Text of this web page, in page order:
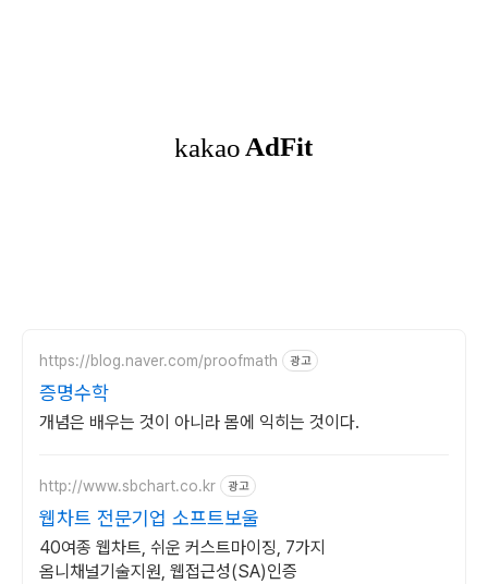
https://blog.naver.com/proofmath 광고
증명수학
개념은 배우는 것이 아니라 몸에 익히는 것이다.
http://www.sbchart.co.kr 광고
웹차트 전문기업 소프트보울
40여종 웹차트, 쉬운 커스트마이징, 7가지
옴니채널기술지원, 웹접근성(SA)인증